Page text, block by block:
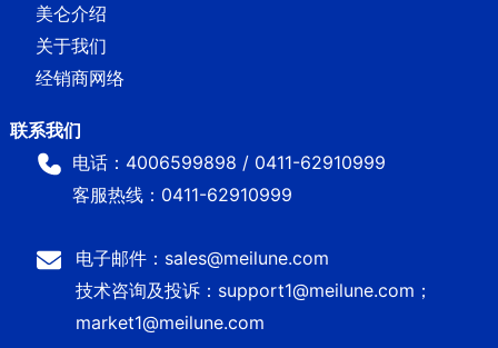
美仑介绍
关于我们
经销商网络
电话：4006599898 / 0411-62910999
客服热线：0411-62910999
电子邮件：sales@meilune.com
技术咨询及投诉：support1@meilune.com；
market1@meilune.com